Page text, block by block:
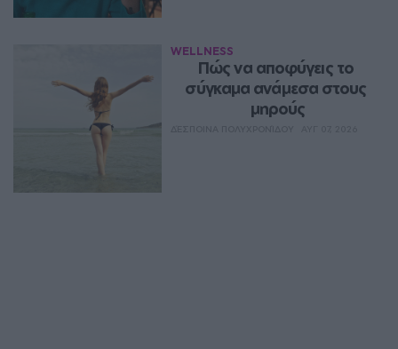
WELLNESS
Πώς να αποφύγεις το
σύγκαμα ανάμεσα στους
μηρούς